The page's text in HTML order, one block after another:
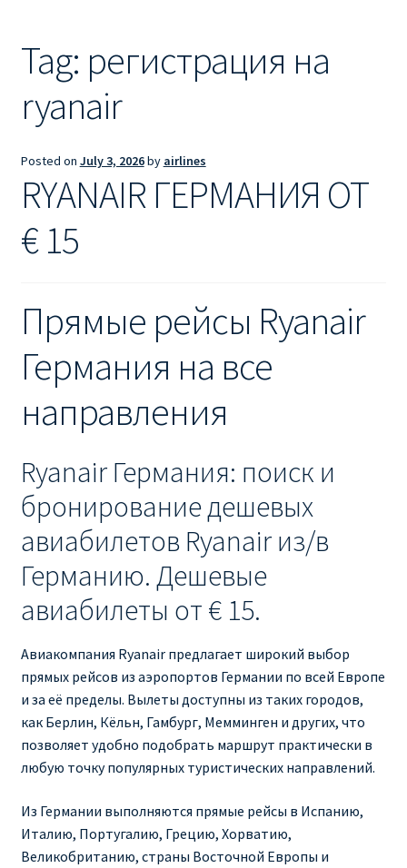
RYANAIR ИЗ РИГИ
Ryanair из Стокгольма
Ryanair из Тампере
RYANAIR ИЗ ЧЕХИИ | ПРАГА, ОСТРАВА, ПАРДУБИЦЕ,
Ryanair изменение имени
Ryanair изменения
Ryanair изменить дату
Ryanair изменить фамилию
Ryanair Испания
RYANAIR КУПИТЬ БИЛЕТЫ ENGLISH
Ryanair направления, акции
Ryanair онлайн регистрация
Ryanair ошибка в фамилии, имени
RYANAIR ПОДГОРИЦА, ЧЕРНОГОРИЯ
Tag: регистрация на
ryanair
Posted on July 3, 2026by airlines
RYANAIR ГЕРМАНИЯ ОТ
€ 15
Прямые рейсы Ryanair
Германия на все
направления
Ryanair Германия: поиск и
бронирование дешевых
авиабилетов Ryanair из/в
Германию. Дешевые
авиабилеты от € 15.
Авиакомпания Ryanair предлагает широкий выбор
прямых рейсов из аэропортов Германии по всей Европе
и за её пределы. Вылеты доступны из таких городов,
как Берлин, Кёльн, Гамбург, Мемминген и других, что
позволяет удобно подобрать маршрут практически в
любую точку популярных туристических направлений.
Из Германии выполняются прямые рейсы в Испанию,
Италию, Португалию, Грецию, Хорватию,
Великобританию, страны Восточной Европы и